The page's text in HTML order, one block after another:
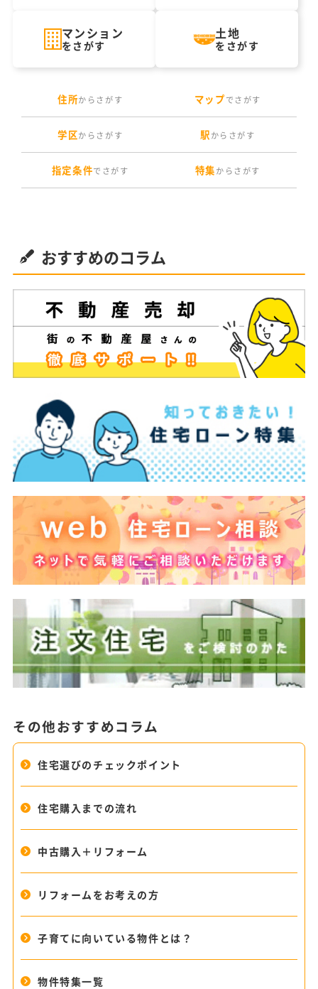
マンション
をさがす
土地
をさがす
住所からさがす マップでさがす
学区からさがす 駅からさがす
指定条件でさがす 特集からさがす
おすすめのコラム
その他おすすめコラム
住宅選びのチェックポイント
住宅購入までの流れ
中古購入＋リフォーム
リフォームをお考えの方
子育てに向いている物件とは？
物件特集一覧